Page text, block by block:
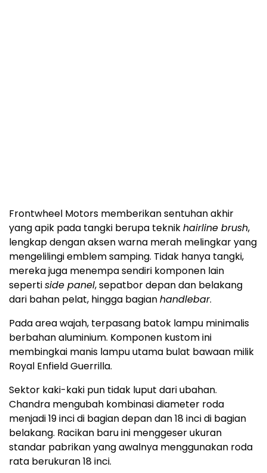
Frontwheel Motors memberikan sentuhan akhir
yang apik pada tangki berupa teknikhairline brush,
lengkap dengan aksen warna merah melingkar yang
mengelilingi emblem samping. Tidak hanya tangki,
mereka juga menempa sendiri komponen lain
sepertiside panel, sepatbor depan dan belakang
dari bahan pelat, hingga bagianhandlebar.
Pada area wajah, terpasang batok lampu minimalis
berbahan aluminium. Komponen kustom ini
membingkai manis lampu utama bulat bawaan milik
Royal Enfield Guerrilla.
Sektor kaki-kaki pun tidak luput dari ubahan.
Chandra mengubah kombinasi diameter roda
menjadi 19 inci di bagian depan dan 18 inci di bagian
belakang. Racikan baru ini menggeser ukuran
standar pabrikan yang awalnya menggunakan roda
rata berukuran 18 inci.